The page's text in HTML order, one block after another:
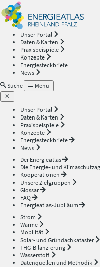
Unser Portal
Daten & Karten
Praxisbeispiele
Konzepte
Energiesteckbriefe
News
Suche
Menü
Unser Portal
Daten & Karten
Praxisbeispiele
Konzepte
Energiesteckbriefe
News
Der Energieatlas
Die Energie- und
Kooperationen
Unsere Zielgruppen
Glossar
FAQ
Energieatlas-Jubiläum
Strom
Wärme
Mobilität
Solar- und Gründachkataster
THG-Bilanzierung
Wasserstoff
Datenquellen und Methodik